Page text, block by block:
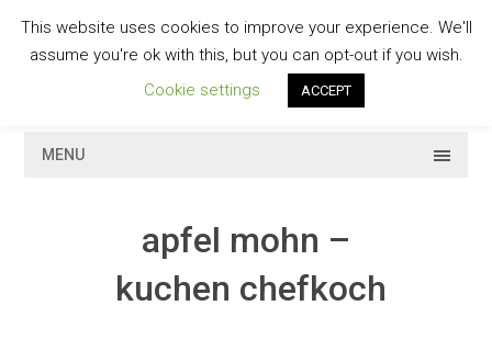
contentGESCHMACKVOLL
MENU
apfel mohn –
kuchen chefkoch
This website uses cookies to improve your experience. We'll
assume you're ok with this, but you can opt-out if you wish.
Cookie settings
ACCEPT